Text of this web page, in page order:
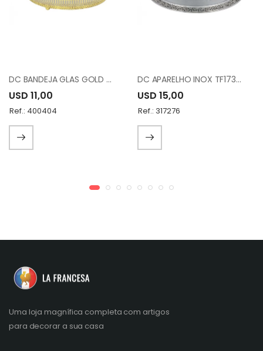
DC BANDEJA GLAS GOLD METAL FH190891L
USD 11,00
Ref.: 400404
DC APARELHO INOX TF17347AL-1
USD 15,00
Ref.: 317276
Uma loja magnífica completa com artigos
para decorar a sua casa